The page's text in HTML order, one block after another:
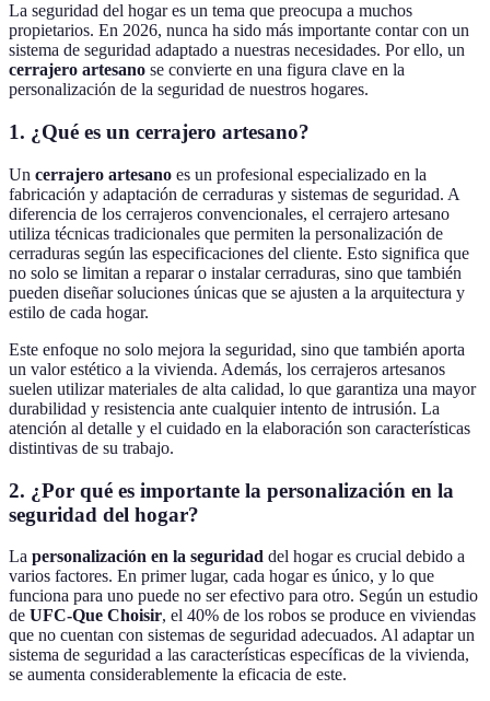
La seguridad del hogar es un tema que preocupa a muchos
propietarios. En 2026, nunca ha sido más importante contar con un
sistema de seguridad adaptado a nuestras necesidades. Por ello, un
cerrajero artesano se convierte en una figura clave en la
personalización de la seguridad de nuestros hogares.
1. ¿Qué es un cerrajero artesano?
Un cerrajero artesano es un profesional especializado en la
fabricación y adaptación de cerraduras y sistemas de seguridad. A
diferencia de los cerrajeros convencionales, el cerrajero artesano
utiliza técnicas tradicionales que permiten la personalización de
cerraduras según las especificaciones del cliente. Esto significa que
no solo se limitan a reparar o instalar cerraduras, sino que también
pueden diseñar soluciones únicas que se ajusten a la arquitectura y
estilo de cada hogar.
Este enfoque no solo mejora la seguridad, sino que también aporta
un valor estético a la vivienda. Además, los cerrajeros artesanos
suelen utilizar materiales de alta calidad, lo que garantiza una mayor
durabilidad y resistencia ante cualquier intento de intrusión. La
atención al detalle y el cuidado en la elaboración son características
distintivas de su trabajo.
2. ¿Por qué es importante la personalización en la
seguridad del hogar?
La personalización en la seguridad del hogar es crucial debido a
varios factores. En primer lugar, cada hogar es único, y lo que
funciona para uno puede no ser efectivo para otro. Según un estudio
de UFC-Que Choisir, el 40% de los robos se produce en viviendas
que no cuentan con sistemas de seguridad adecuados. Al adaptar un
sistema de seguridad a las características específicas de la vivienda,
se aumenta considerablemente la eficacia de este.